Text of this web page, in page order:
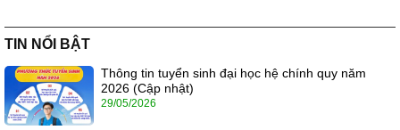
TIN NỔI BẬT
Thông tin tuyển sinh đại học hệ chính quy năm
2026 (Cập nhật)
29/05/2026